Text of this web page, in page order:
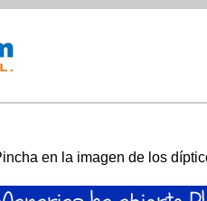
en la imagen de los